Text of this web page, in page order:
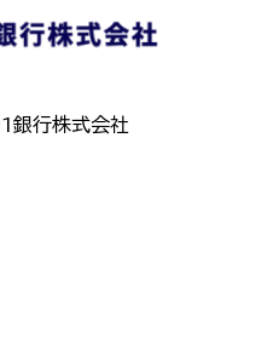
銀行株式会社